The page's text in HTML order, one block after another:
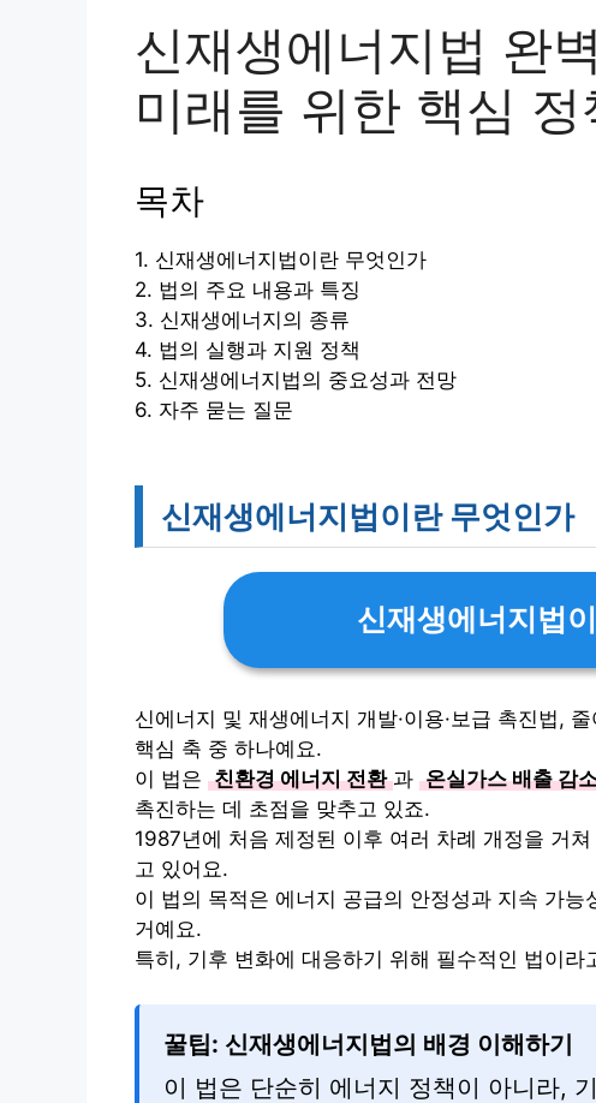
신재생에너지법 완
미래를 위한 핵심 정
목차
1. 신재생에너지법이란 무엇인가
2. 법의 주요 내용과 특징
3. 신재생에너지의 종류
4. 법의 실행과 지원 정책
5. 신재생에너지법의 중요성과 전망
6. 자주 묻는 질문
신재생에너지법이란 무엇인가
신재생에너지법
신에너지 및 재생에너지 개발·이용·보급 촉진법,
핵심 축 중 하나예요.
이 법은 친환경 에너지 전환 과 온실가스 배출 감
촉진하는 데 초점을 맞추고 있죠.
1987년에 처음 제정된 이후 여러 차례 개정을 거
고 있어요.
이 법의 목적은 에너지 공급의 안정성과 지속 가
거예요.
특히, 기후 변화에 대응하기 위해 필수적인 법이라
꿀팁: 신재생에너지법의 배경 이해하기
이 법은 단순히 에너지 정책이 아니라,